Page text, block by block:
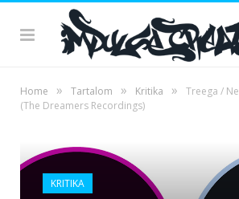
Home » Tartalom » Kritika »
Treega /
(The Dreamers Recordings)
KRITIKA